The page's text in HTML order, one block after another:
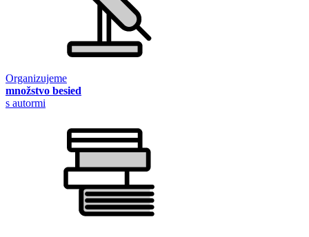
Organizujeme
množstvo besied
s autormi